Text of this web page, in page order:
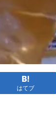
はてブ